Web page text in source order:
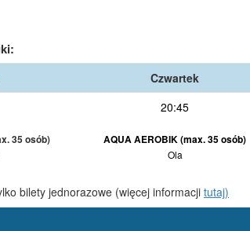
Czwartek
35 osób)
20:45
AQUA AEROBIK (max. 35 osób)
Ola
bilety jednorazowe (więcej informacji tutaj)